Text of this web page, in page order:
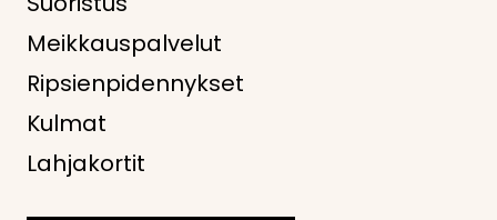
Meikkauspalvelut
Ripsienpidennykset
Kulmat
Lahjakortit